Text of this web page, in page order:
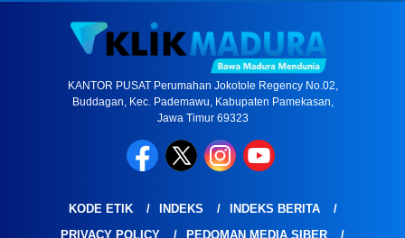
KANTOR PUSAT Perumahan Jokotole Regency No.02,
Buddagan, Kec. Pademawu, Kabupaten Pamekasan,
Jawa Timur 69323
KODE ETIK INDEKS
INDEKS BERITA
PRIVACY POLICY
PEDOMAN MEDIA SIBER